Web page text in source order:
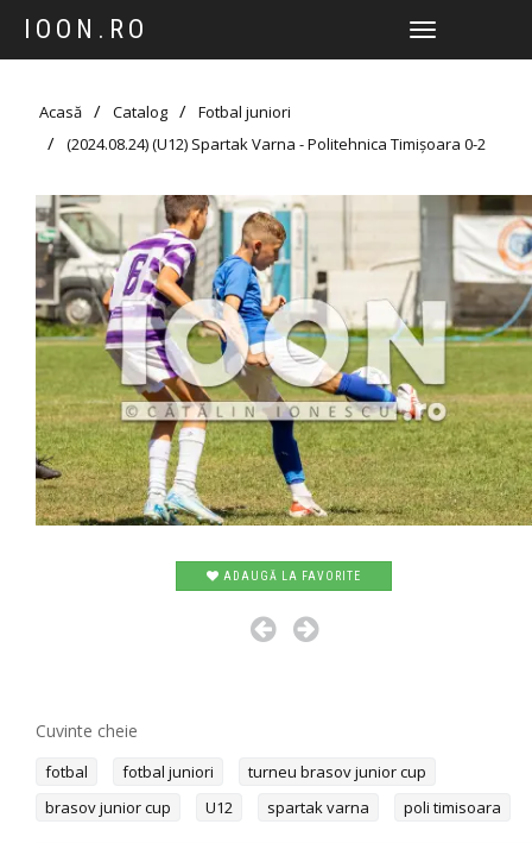
IOON.RO
TOGGLE
Acasă Catalog
Fotbal juniori
(2024.08.24) (U12) Spartak Varna - Politehnica Timișoara 0-2
ADAUGĂ LA FAVORITE
Cuvinte cheie
fotbal fotbal juniori
turneu brasov junior cup
brasov junior cup
U12 spartak varna poli timisoara